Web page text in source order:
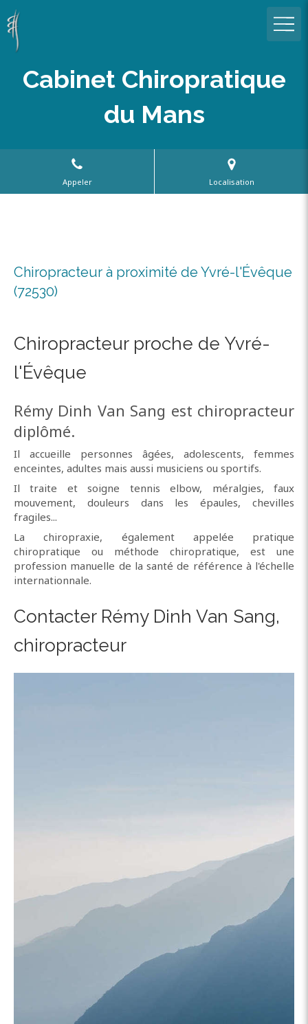
Cabinet Chiropratique
du Mans
Appeler Localisation
Chiropracteur à proximité de Yvré-l'Évêque
(72530)
Chiropracteur proche de Yvré-
l'Évêque
Rémy Dinh Van Sang est chiropracteur
diplômé.
Il accueille personnes âgées, adolescents, femmes
enceintes, adultes mais aussi musiciens ou sportifs.
Il traite et soigne tennis elbow, méralgies, faux
mouvement, douleurs dans les épaules, chevilles
fragiles...
La chiropraxie, également appelée pratique
chiropratique ou méthode chiropratique, est une
profession manuelle de la santé de référence à l'échelle
internationnale.
Contacter Rémy Dinh Van Sang,
chiropracteur